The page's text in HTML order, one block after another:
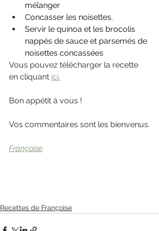
mélanger
Concasser les noisettes.
Servir le quinoa et les brocolis
nappés de sauce et parsemés de
noisettes concassées
Vous pouvez télécharger la recette
en cliquant ici.
Bon appétit à vous !
Vos commentaires sont les bienvenus.
Françoise
Recettes de Françoise